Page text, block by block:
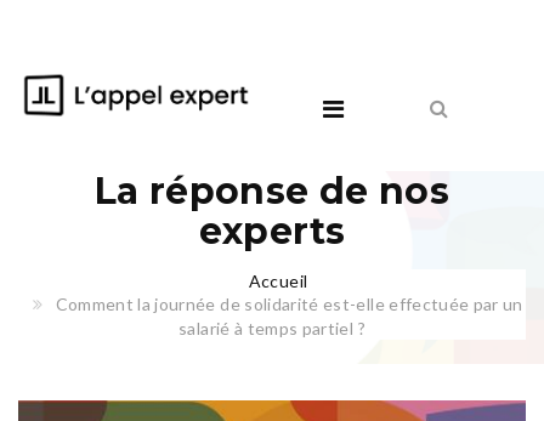
La réponse de nos
experts
Accueil
Comment la journée de solidarité est-elle effectuée par un
salarié à temps partiel ?